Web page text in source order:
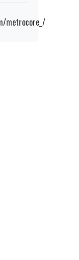
metrocore_/